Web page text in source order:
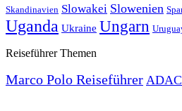
Skandinavien Slowakei Slowenien
Uganda Ukraine Ungarn
Reiseführer Themen
Marco Polo Reiseführer